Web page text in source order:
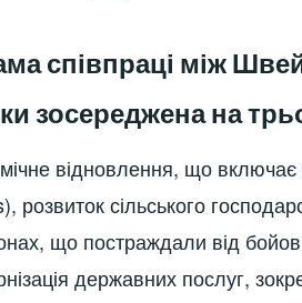
співпраці між
зосереджена на
відновлення, що включає
розвиток сільського
що постраждали від
державних послуг,